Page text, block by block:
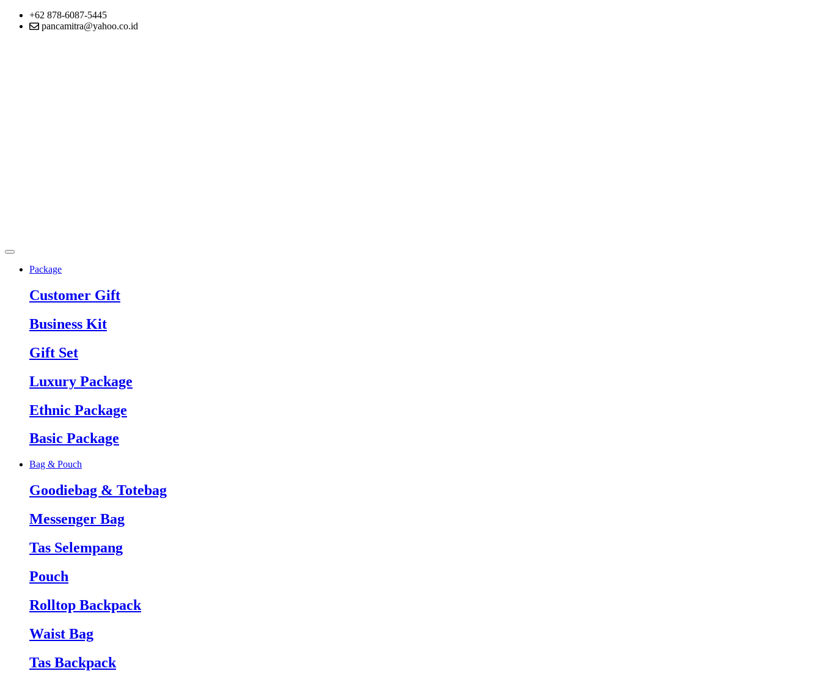
+62 878-6087-5445
pancamitra@yahoo.co.id
Package
Customer Gift
Business Kit
Gift Set
Luxury Package
Ethnic Package
Basic Package
Bag & Pouch
Goodiebag & Totebag
Messenger Bag
Tas Selempang
Pouch
Rolltop Backpack
Waist Bag
Tas Backpack